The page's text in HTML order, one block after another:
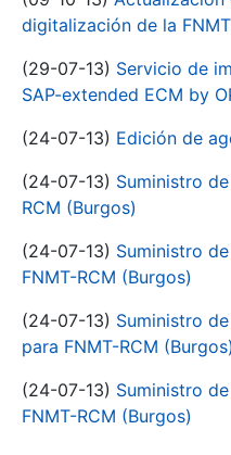
digitalización de la
(29-07-13) Servicio de
SAP-extended ECM by
(24-07-13) Edición de
(24-07-13) Suministro
RCM (Burgos)
(24-07-13) Suministro
FNMT-RCM (Burgos)
(24-07-13) Suministro
para FNMT-RCM (Burgos)
(24-07-13) Suministro
FNMT-RCM (Burgos)